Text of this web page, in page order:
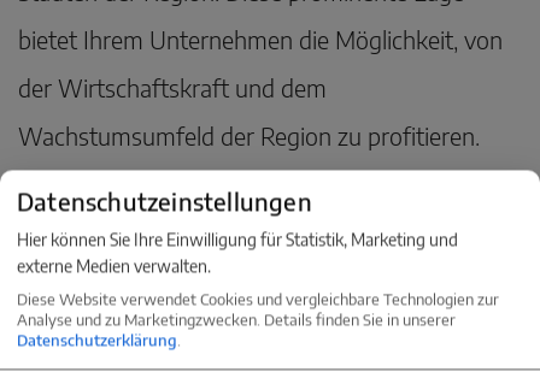
bietet Ihrem Unternehmen die Möglichkeit, von
der Wirtschaftskraft und dem
Wachstumsumfeld der Region zu profitieren.
Datenschutzeinstellungen
Hier können Sie Ihre Einwilligung für Statistik, Marketing und
externe Medien verwalten.
Diese Website verwendet Cookies und vergleichbare Technologien zur
Analyse und zu Marketingzwecken. Details finden Sie in unserer
Datenschutzerklärung.